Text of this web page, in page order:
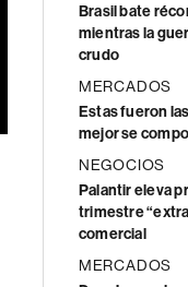
Brasil bate
mientras la
crudo
MERCADOS
Estas fueron
mejor se
NEGOCIOS
Palantir eleva
trimestre
comercial
MERCADOS